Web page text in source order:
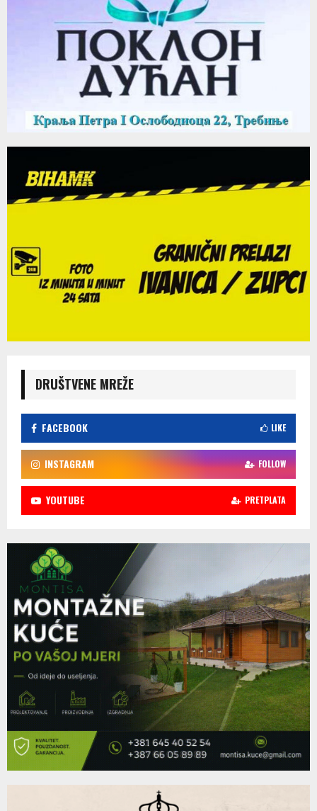
DRUŠTVENE MREŽE
FACEBOOK LIKE
INSTAGRAM FOLLOW
YOUTUBE PRETPLATA